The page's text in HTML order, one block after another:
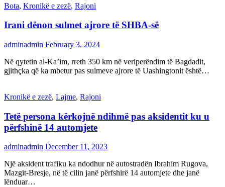
Bota, Kronikë e zezë, Rajoni
Irani dënon sulmet ajrore të SHBA-së
adminadmin February 3, 2024
Në qytetin al-Ka’im, rreth 350 km në veriperëndim të Bagdadit,
gjithçka që ka mbetur pas sulmeve ajrore të Uashingtonit është…
Kronikë e zezë, Lajme, Rajoni
Tetë persona kërkojnë ndihmë pas aksidentit ku u
përfshinë 14 automjete
adminadmin December 11, 2023
Një aksident trafiku ka ndodhur në autostradën Ibrahim Rugova,
Mazgit-Bresje, në të cilin janë përfshirë 14 automjete dhe janë
lënduar…